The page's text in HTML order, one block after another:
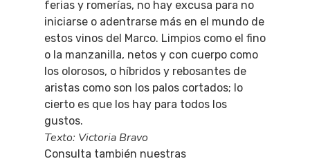
ferias y romerías, no hay excusa para no
iniciarse o adentrarse más en el mundo de
estos vinos del Marco. Limpios como el fino
o la manzanilla, netos y con cuerpo como
los olorosos, o híbridos y rebosantes de
aristas como son los palos cortados; lo
cierto es que los hay para todos los
gustos.
Texto: Victoria Bravo
Consulta también nuestras